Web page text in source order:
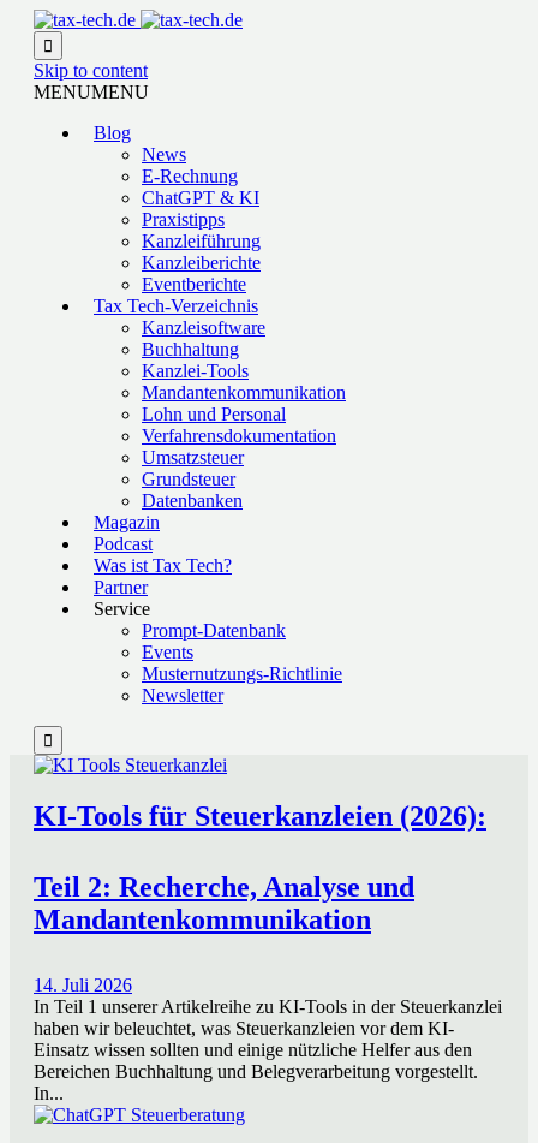

Skip to content
MENUMENU
Blog
News
E-Rechnung
ChatGPT & KI
Praxistipps
Kanzleiführung
Kanzleiberichte
Eventberichte
Tax Tech-Verzeichnis
Kanzleisoftware
Buchhaltung
Kanzlei-Tools
Mandantenkommunikation
Lohn und Personal
Verfahrensdokumentation
Umsatzsteuer
Grundsteuer
Datenbanken
Magazin
Podcast
Was ist Tax Tech?
Partner
Service
Prompt-Datenbank
Events
Musternutzungs-Richtlinie
Newsletter

KI-Tools für Steuerkanzleien (2026):
Teil 2: Recherche, Analyse und
Mandantenkommunikation
14. Juli 2026
In Teil 1 unserer Artikelreihe zu KI-Tools in der Steuerkanzlei
haben wir beleuchtet, was Steuerkanzleien vor dem KI-
Einsatz wissen sollten und einige nützliche Helfer aus den
Bereichen Buchhaltung und Belegverarbeitung vorgestellt.
In...